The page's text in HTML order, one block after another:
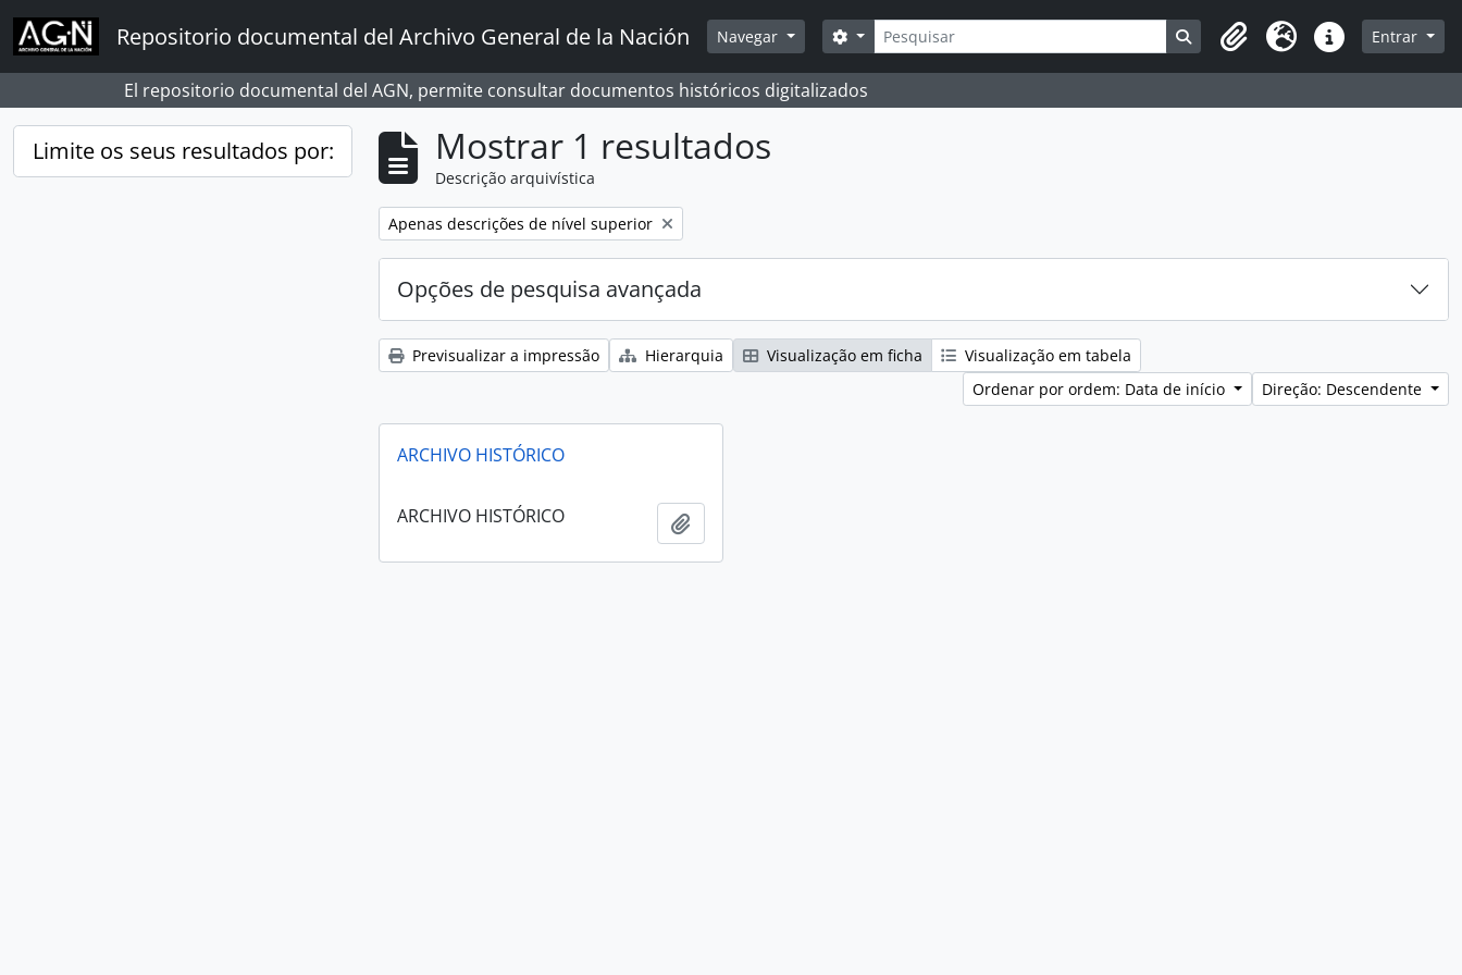
Skip to main content
Repositorio documental del Archivo General de la Nación Navegar Pesquisar
Opções de busca Busque na página de navegação
Área de transferência
Idioma Ligações rápidas
Entrar
El repositorio documental del AGN, permite consultar documentos históricos digitalizados
Limite os seus resultados por: Mostrar 1 resultados
Descrição arquivística
Remover filtro:
Apenas descrições de nível superior
Opções de pesquisa avançada
Previsualizar a impressão Hierarquia Visualização em ficha
Visualização em tabela
Ordenar por ordem: Data de início
Direção: Descendente
ARCHIVO HISTÓRICO
ARCHIVO HISTÓRICO